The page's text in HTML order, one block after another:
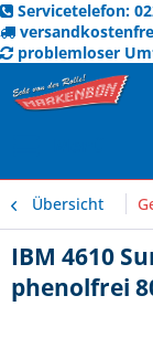
Servicetelefon:
problemloser
Übersicht
IBM 4610
phenolfrei